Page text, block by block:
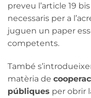
preveu l’article 19
necessaris per a
juguen un paper
competents.
També
matèria de
públiques per obrir